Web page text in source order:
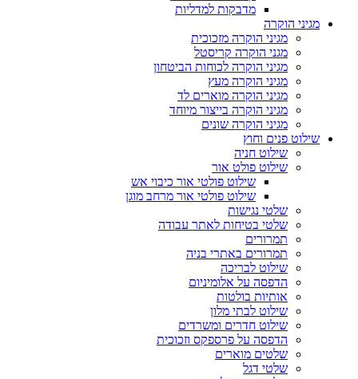
מדבקות למדליות
מגיני הוקרה
מגיני הוקרה מזכוכית
מגני הוקרה קריסטל
מגיני הוקרה לכוחות הביטחון
מגיני הוקרה מעץ
מגיני הוקרה מוארים לד
מגיני הוקרה בייצור מיוחד
מגיני הוקרה שונים
שילוט פנים וחוץ
שילוט חניה
שילוט פולט אור
שילוט פולטי אור כיבוי אש
שילוט פולטי אור מרחב מוגן
שלטי נגישות
שלטי בטיחות לאתר עבודה
תמרורים
תמרורים באתרי בניה
שילוט לבריכה
הדפסה על אלומיניום
אותיות בולטות
שילוט לבתי מלון
שילוט חדרים ומשרדים
הדפסה על פרספקס וזכוכית
שלטים מוארים
שלטי דגל